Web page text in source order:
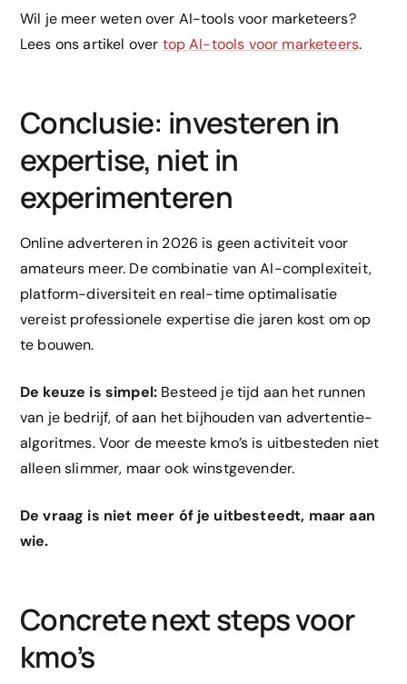
Wil je meer weten over AI-tools voor marketeers?
Lees ons artikel over top AI-tools voor marketeers.
Conclusie: investeren in
expertise, niet in
experimenteren
Online adverteren in 2026 is geen activiteit voor
amateurs meer. De combinatie van AI-complexiteit,
platform-diversiteit en real-time optimalisatie
vereist professionele expertise die jaren kost om op
te bouwen.
De keuze is simpel: Besteed je tijd aan het runnen
van je bedrijf, of aan het bijhouden van advertentie-
algoritmes. Voor de meeste kmo’s is uitbesteden niet
alleen slimmer, maar ook winstgevender.
De vraag is niet meer óf je uitbesteedt, maar aan
wie.
Concrete next steps voor
kmo’s